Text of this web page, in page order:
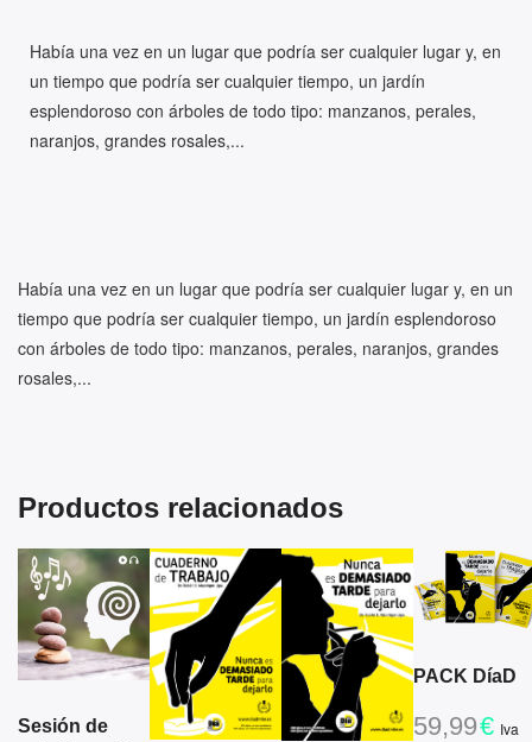
Había una vez en un lugar que podría ser cualquier lugar y, en
un tiempo que podría ser cualquier tiempo, un jardín
esplendoroso con árboles de todo tipo: manzanos, perales,
naranjos, grandes rosales,...
Había una vez en un lugar que podría ser cualquier lugar y, en un
tiempo que podría ser cualquier tiempo, un jardín esplendoroso
con árboles de todo tipo: manzanos, perales, naranjos, grandes
rosales,...
Productos relacionados
Sesión de
PACK DíaD
59,99€ Iva